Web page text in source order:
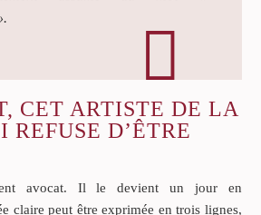
CET ARTISTE DE LA
REFUSE D’ÊTRE
avocat. Il le devient un jour en
claire peut être exprimée en trois lignes,